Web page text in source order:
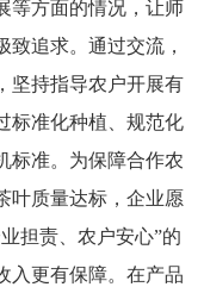
等方面的情况，让师
追求。通过交流，
坚持指导农户开展有
标准化种植、规范化
标准。为保障合作农
叶质量达标，企业愿
担责、农户安心”的
入更有保障。在产品